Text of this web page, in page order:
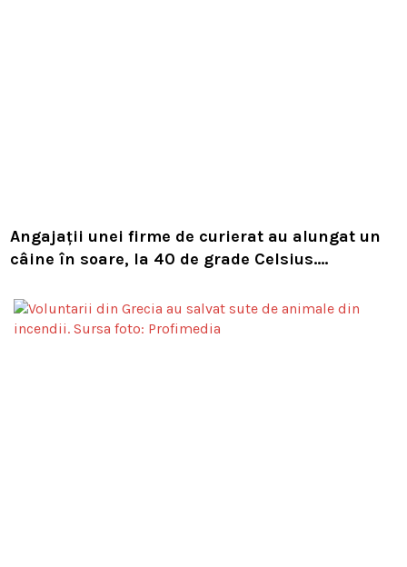
Angajații unei firme de curierat au alungat un
câine în soare, la 40 de grade Celsius.